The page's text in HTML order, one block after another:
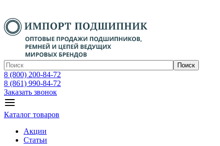
Поиск
8 (800) 200-84-72
8 (861) 990-84-72
Заказать звонок
Каталог товаров
Акции
Статьи